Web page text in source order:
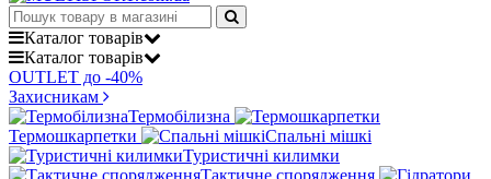
Каталог товарів
Каталог товарів
OUTLET до -40%
Захисникам
Термобілизна
Термошкарпетки
Спальні мішкі
Туристичні килимки
Тактичне спорядження